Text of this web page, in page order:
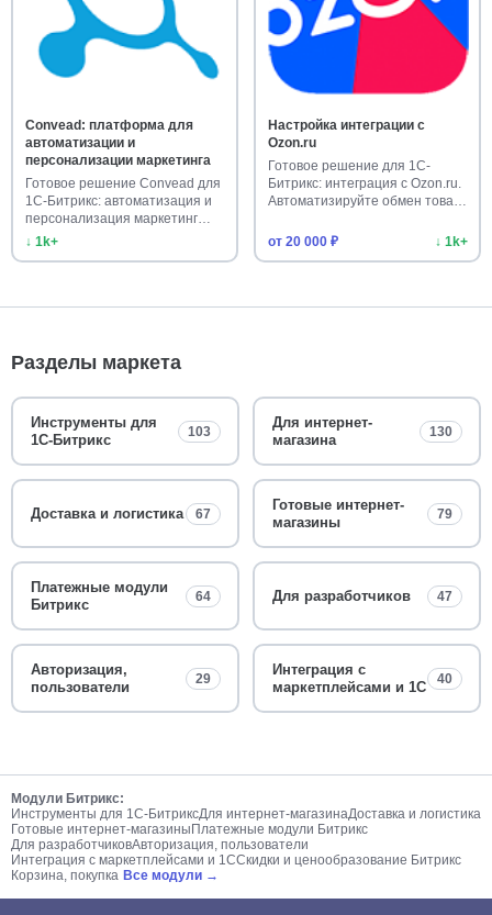
Convead: платформа для
автоматизации и
персонализации маркетинга
Готовое решение Convead для
1С-Битрикс: автоматизация и
персонализация маркетинг…
↓ 1k+
Настройка интеграции с
Ozon.ru
Готовое решение для 1С-
Битрикс: интеграция с Ozon.ru.
Автоматизируйте обмен това…
от 20 000 ₽ ↓ 1k+
Разделы маркета
Инструменты для
1С-Битрикс
103
Для интернет-
магазина
130
Доставка и логистика 67
Готовые интернет-
магазины
79
Платежные модули
Битрикс
64 Для разработчиков 47
Авторизация,
пользователи
29
Интеграция с
маркетплейсами и 1С
40
Модули Битрикс:
Инструменты для 1С-БитриксДля интернет-магазинаДоставка и логистика
Готовые интернет-магазины Платежные модули Битрикс
Для разработчиковАвторизация, пользователи
Интеграция с маркетплейсами и 1ССкидки и ценообразование Битрикс
Корзина, покупка Все модули →